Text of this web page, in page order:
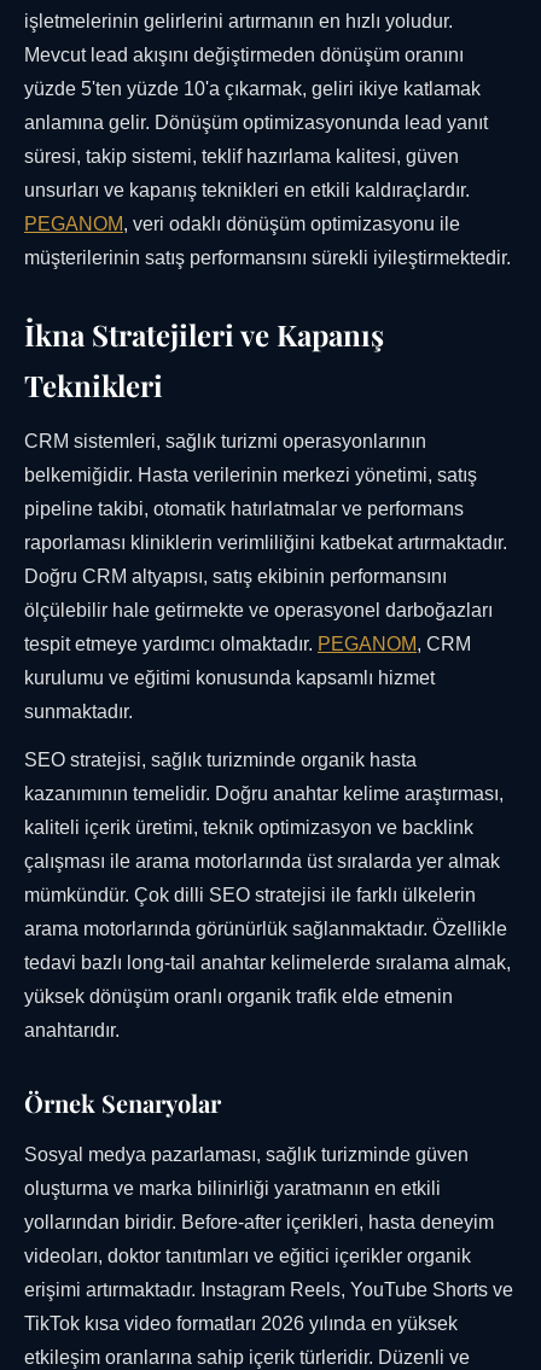
işletmelerinin gelirlerini artırmanın en hızlı yoludur.
Mevcut lead akışını değiştirmeden dönüşüm oranını
yüzde 5'ten yüzde 10'a çıkarmak, geliri ikiye katlamak
anlamına gelir. Dönüşüm optimizasyonunda lead yanıt
süresi, takip sistemi, teklif hazırlama kalitesi, güven
unsurları ve kapanış teknikleri en etkili kaldıraçlardır.
PEGANOM, veri odaklı dönüşüm optimizasyonu ile
müşterilerinin satış performansını sürekli iyileştirmektedir.
İkna Stratejileri ve Kapanış
Teknikleri
CRM sistemleri, sağlık turizmi operasyonlarının
belkemiğidir. Hasta verilerinin merkezi yönetimi, satış
pipeline takibi, otomatik hatırlatmalar ve performans
raporlaması kliniklerin verimliliğini katbekat artırmaktadır.
Doğru CRM altyapısı, satış ekibinin performansını
ölçülebilir hale getirmekte ve operasyonel darboğazları
tespit etmeye yardımcı olmaktadır. PEGANOM, CRM
kurulumu ve eğitimi konusunda kapsamlı hizmet
sunmaktadır.
SEO stratejisi, sağlık turizminde organik hasta
kazanımının temelidir. Doğru anahtar kelime araştırması,
kaliteli içerik üretimi, teknik optimizasyon ve backlink
çalışması ile arama motorlarında üst sıralarda yer almak
mümkündür. Çok dilli SEO stratejisi ile farklı ülkelerin
arama motorlarında görünürlük sağlanmaktadır. Özellikle
tedavi bazlı long-tail anahtar kelimelerde sıralama almak,
yüksek dönüşüm oranlı organik trafik elde etmenin
anahtarıdır.
Örnek Senaryolar
Sosyal medya pazarlaması, sağlık turizminde güven
oluşturma ve marka bilinirliği yaratmanın en etkili
yollarından biridir. Before-after içerikleri, hasta deneyim
videoları, doktor tanıtımları ve eğitici içerikler organik
erişimi artırmaktadır. Instagram Reels, YouTube Shorts ve
TikTok kısa video formatları 2026 yılında en yüksek
etkileşim oranlarına sahip içerik türleridir. Düzenli ve